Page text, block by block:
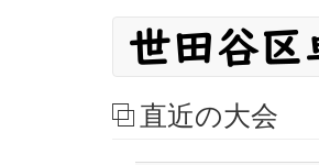
メ
イ
ン
ナ
直近の大会